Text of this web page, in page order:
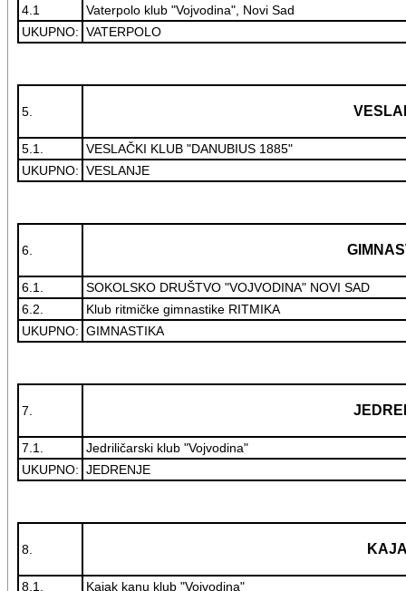
4.1
Vaterpolo klub "Vojvodina", Novi Sad
UKUPNO: VATERPOLO
5.
5.1.
VESLAČKI KLUB "DANUBIUS 1885"
UKUPNO: VESLANJE
6.
6.1.
SOKOLSKO DRUŠTVO "VOJVODINA" NOVI SAD
6.2.
Klub ritmičke gimnastike RITMIKA
UKUPNO: GIMNASTIKA
7.
7.1.
Jedriličarski klub "Vojvodina"
UKUPNO: JEDRENJE
8.
8.1. Kajak kanu klub "Vojvodina"